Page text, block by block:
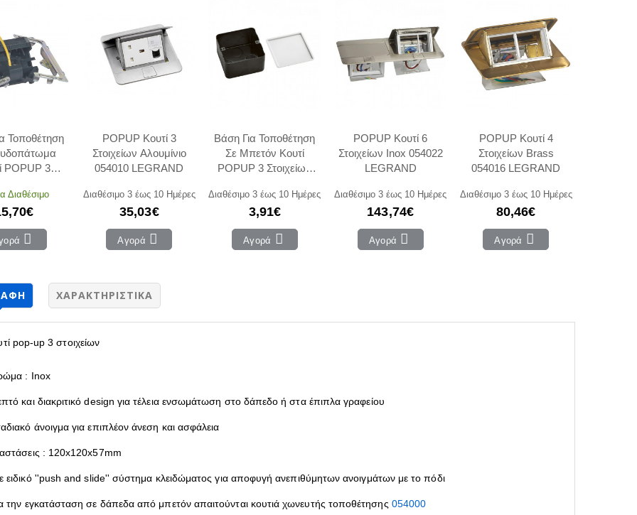
Τοποθέτηση
POPUP 3
Διαθέσιμο
POPUP Κουτί 3
Στοιχείων Αλουμίνιο
054010 LEGRAND
Διαθέσιμο 3 έως 10 Ημέρες
35,03€
Αγορά
Βάση Για Τοποθέτηση
Σε Μπετόν Κουτί
POPUP 3 Στοιχείων
Διαθέσιμο 3 έως 10 Ημέρες
3,91€
Αγορά
POPUP Κουτί 6
Στοιχείων Inox 054022
LEGRAND
Διαθέσιμο 3 έως 10 Ημέρες
143,74€
Αγορά
POPUP Κουτί 4
Στοιχείων Brass
054016 LEGRAND
Διαθέσιμο 3 έως 10 Ημέρες
80,46€
Αγορά
ΧΑΡΑΚΤΗΡΙΣΤΙΚΆ
pop-up 3 στοιχείων
: Inox
και διακριτικό design για τέλεια ενσωμάτωση στο δάπεδο ή στα έπιπλα γραφείου
άνοιγμα για επιπλέον άνεση και ασφάλεια
: 120x120x57mm
ειδικό ''push and slide'' σύστημα κλειδώματος για αποφυγή ανεπιθύμητων ανοιγμάτων με το πόδι
την εγκατάσταση σε δάπεδα από μπετόν απαιτούνται κουτιά χωνευτής τοποθέτησης 054000